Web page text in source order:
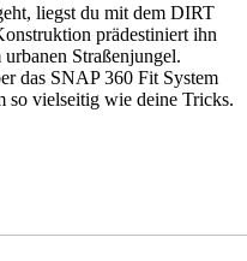
liegst du mit dem DIRT
prädestiniert ihn
Straßenjungel.
das SNAP 360 Fit System
so vielseitig wie deine Tricks.